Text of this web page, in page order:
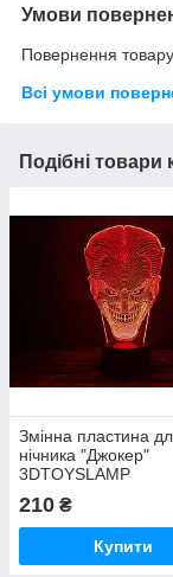
Умови
Повернення
Всі умови
Подібні товари
Змінна пластина
нічника "Джокер"
3DTOYSLAMP
210 ₴
Купити